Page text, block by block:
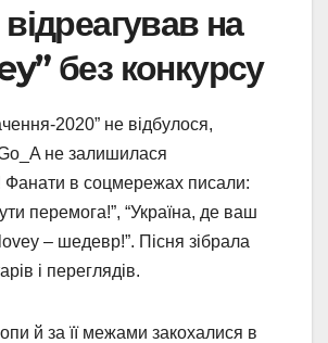
відреагував на
без конкурсу
2020” не відбулося,
не залишилася
Фанати в соцмережах писали:
перемога!”, “Україна, де ваш
– шедевр!”. Пісня зібрала
і переглядів.
й за її межами закохалися в